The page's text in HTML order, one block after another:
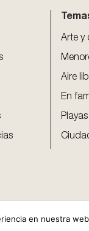
Arte y
Aire
En
Copyright
en nuestra